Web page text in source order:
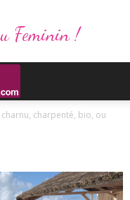
Feminin !
charpenté, bio, ou